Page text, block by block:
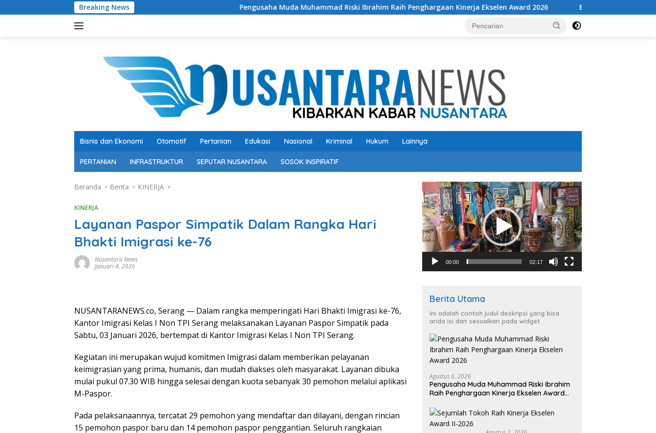
ke
Breaking News Pengusaha Muda Muhammad Riski Ibrahim Raih Penghargaan Kinerja Ekselen Award 2026 Bolehkah mencabut cas HP sebelum
Bisnis dan Ekonomi Otomotif Pertanian Edukasi Nasional Kriminal Hukum Lainnya
PERTANIAN INFRASTRUKTUR SEPUTAR NUSANTARA SOSOK INSPIRATIF
Beranda Berita KINERJA
KINERJA
Layanan Paspor Simpatik Dalam Rangka Hari
Bhakti Imigrasi ke-76
Nusantara News
Januari 4, 2026
NUSANTARANEWS.co, Serang — Dalam rangka memperingati Hari Bhakti Imigrasi ke-76,
Kantor Imigrasi Kelas I Non TPI Serang melaksanakan Layanan Paspor Simpatik pada
Sabtu, 03 Januari 2026, bertempat di Kantor Imigrasi Kelas I Non TPI Serang.
Kegiatan ini merupakan wujud komitmen Imigrasi dalam memberikan pelayanan
keimigrasian yang prima, humanis, dan mudah diakses oleh masyarakat. Layanan dibuka
mulai pukul 07.30 WIB hingga selesai dengan kuota sebanyak 30 pemohon melalui aplikasi
M-Paspor.
Pada pelaksanaannya, tercatat 29 pemohon yang mendaftar dan dilayani, dengan rincian
15 pemohon paspor baru dan 14 pemohon paspor penggantian. Seluruh rangkaian
Pemutar
Video
00:00 02:17
Berita Utama
Ini adalah contoh judul deskripsi yang bisa
anda isi dan sesuaikan pada widget
Agustus 6, 2026
Pengusaha Muda Muhammad Riski Ibrahim
Raih Penghargaan Kinerja Ekselen Award